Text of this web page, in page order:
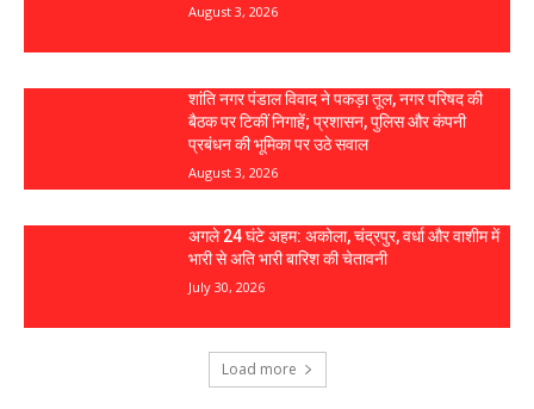
August 3, 2026
शांति नगर पंडाल विवाद ने पकड़ा तूल, नगर परिषद की
बैठक पर टिकीं निगाहें; प्रशासन, पुलिस और कंपनी
प्रबंधन की भूमिका पर उठे सवाल
August 3, 2026
अगले 24 घंटे अहम: अकोला, चंद्रपुर, वर्धा और वाशीम में
भारी से अति भारी बारिश की चेतावनी
July 30, 2026
Load more